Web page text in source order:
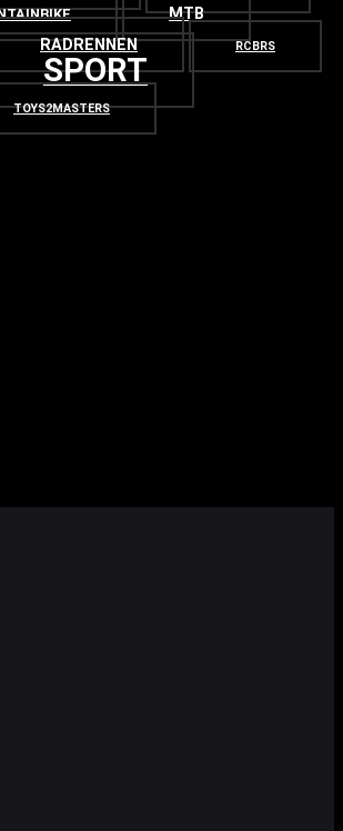
MTB
RADRENNEN RCBRS
SPORT
TOYS2MASTERS